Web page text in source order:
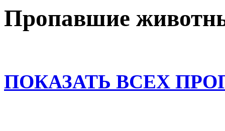
Пропавшие
ПОКАЗАТЬ ВСЕХ